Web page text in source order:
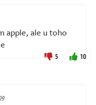
apple, ale u toho
5 10